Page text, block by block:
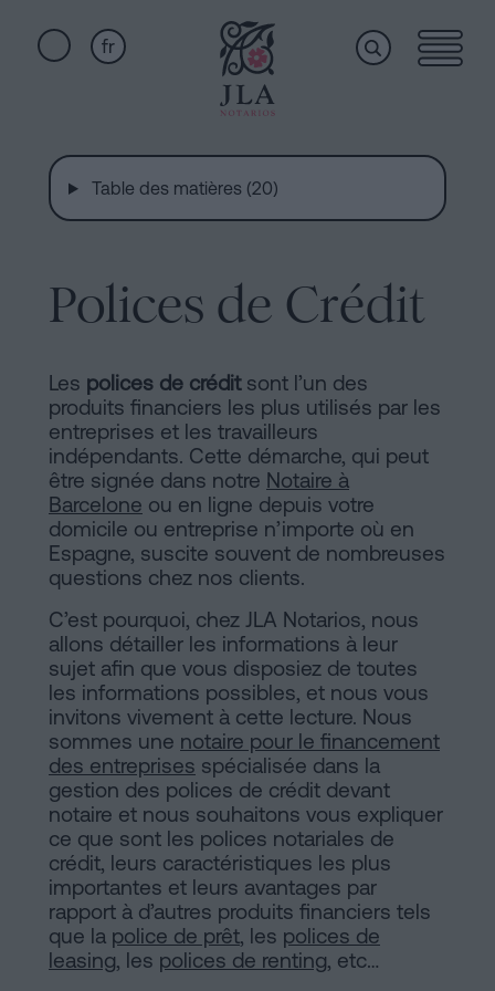
fr
Home
Services
Qui
sommes-
nous
Installations
Notaire
en
ligne
Blog
Contacter
rapides
Notaire
Successions
à
Barcelone
Acte
de
Vente
à
Barcelone
Hypothèques
Dissolution
de
couple
de
fait
à
Barcelone
Notaire
en
ligne
Table des matières (20)
Polices de Crédit
Les polices de créditsont l’un des
produits financiers les plus utilisés par les
entreprises et les travailleurs
indépendants. Cette démarche, qui peut
être signée dans notre Notaire à
Barcelone ou en ligne depuis votre
domicile ou entreprise n’importe où en
Espagne, suscite souvent de nombreuses
questions chez nos clients.
C’est pourquoi, chez JLA Notarios, nous
allons détailler les informations à leur
sujet afin que vous disposiez de toutes
les informations possibles, et nous vous
invitons vivement à cette lecture. Nous
sommes une notaire pour le financement
des entreprises spécialisée dans la
gestion des polices de crédit devant
notaire et nous souhaitons vous expliquer
ce que sont les polices notariales de
crédit, leurs caractéristiques les plus
importantes et leurs avantages par
rapport à d’autres produits financiers tels
que la police de prêt, les polices de
leasing, les polices de renting, etc…